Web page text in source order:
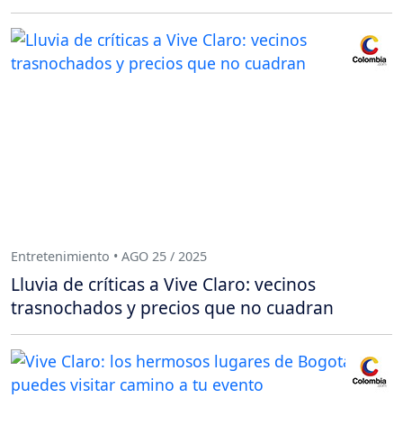
Entretenimiento • AGO 25 / 2025
Lluvia de críticas a Vive Claro: vecinos
trasnochados y precios que no cuadran